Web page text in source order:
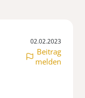
02.02.2023
Beitrag
melden